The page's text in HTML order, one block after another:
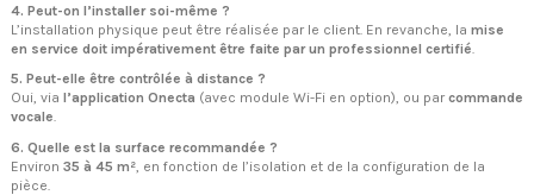
4. Peut-on l’installer soi-même ?
L’installation physique peut être réalisée par le client. En revanche, la mise
en service doit impérativement être faite par un professionnel certifié
5. Peut-elle être contrôlée à distance ?
Oui, via l’application Onecta (avec module Wi-Fi en option), ou par commande
vocale.
6. Quelle est la surface recommandée ?
Environ 35 à 45 m², en fonction de l’isolation et de la configuration de la
pièce.